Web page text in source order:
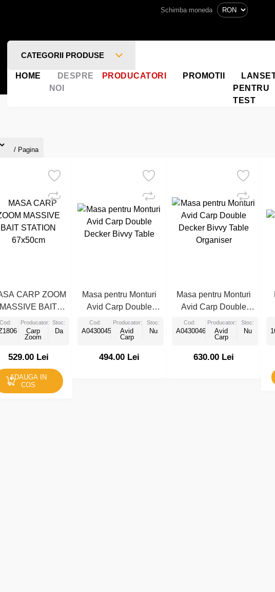
Schimba moneda
CATEGORII PRODUSE
HOME
DESPRE
NOI
PRODUCATORI PROMOTII
PENTRU
TEST
/ Pagina
CARP ZOOM
MASSIVE BAIT
67x50cm
Cod: Producator:
Carp
Zoom
Stoc:
Da
529.00 Lei
ADAUGA IN
COS
Masa pentru Monturi
Avid Carp Double
Decker Bivvy Table
Cod:
A0430045
Producator:
Avid
Carp
Stoc:
Nu
494.00 Lei
Masa pentru Monturi
Avid Carp Double
Decker Bivvy Table
Organiser
Cod:
A0430046
Producator:
Avid
Carp
Stoc:
Nu
630.00 Lei